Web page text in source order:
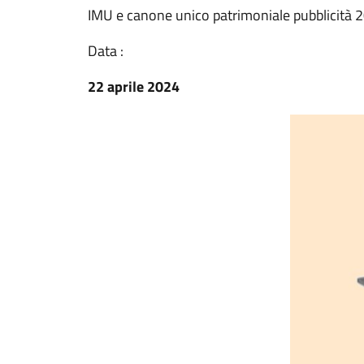
IMU e canone unico patrimoniale pubblicità
Data :
22 aprile 2024